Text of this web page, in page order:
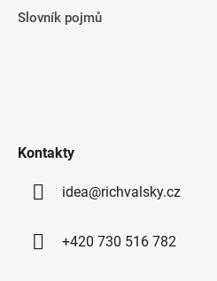
Slovník pojmů
Kontakty
idea@richvalsky.cz
+420 730 516 782